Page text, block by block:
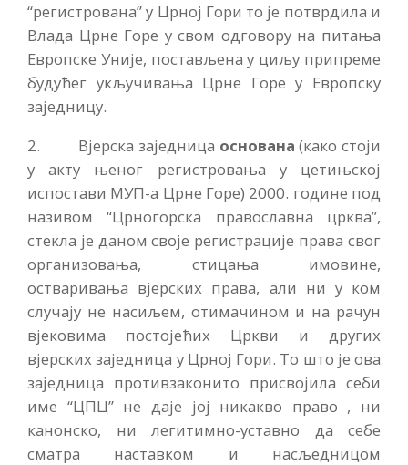
“регистрована” у Црној Гори то је потврдила и
Влада Црне Горе у свом одговору на питања
Европске Уније, постављена у циљу припреме
будућег укључивања Црне Горе у Европску
заједницу.
2. Вјерска заједница основана (како стоји
у акту њеног регистровања у цетињској
испостави МУП-а Црне Горе) 2000. године под
називом “Црногорска православна црква”,
стекла је даном своје регистрације права свог
организовања, стицања имовине,
остваривања вјерских права, али ни у ком
случају не насиљем, отимачином и на рачун
вјековима постојећих Цркви и других
вјерских заједница у Црној Гори. То што је ова
заједница противзаконито присвојила себи
име “ЦПЦ” не даје јој никакво право , ни
канонско, ни легитимно-уставно да себе
сматра наставком и насљедницом